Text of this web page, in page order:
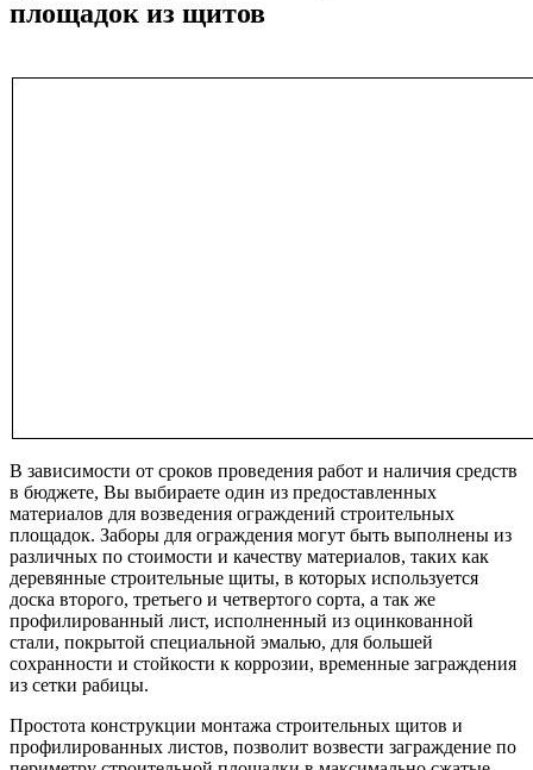
площадок из щитов
В зависимости от сроков проведения работ и наличия средств
в бюджете, Вы выбираете один из предоставленных
материалов для возведения ограждений строительных
площадок. Заборы для ограждения могут быть выполнены из
различных по стоимости и качеству материалов, таких как
деревянные строительные щиты, в которых используется
доска второго, третьего и четвертого сорта, а так же
профилированный лист, исполненный из оцинкованной
стали, покрытой специальной эмалью, для большей
сохранности и стойкости к коррозии, временные заграждения
из сетки рабицы.
Простота конструкции монтажа строительных щитов и
профилированных листов, позволит возвести заграждение по